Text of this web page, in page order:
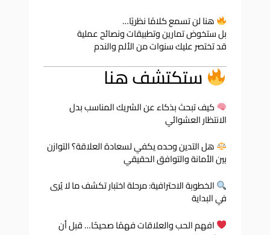
هنا لن تسمع كلامًا نظريًا…
بل ستخوض تمارين وتطبيقات ونصائح عملية
قد تختصر عليك سنوات من الألم والندم
ستكتشف هنا
كيف تبحث بذكاء عن الشريك المناسب بدل
الانتظار العشوائي
هل التدين وحده يكفي لسعادة العلاقة؟ التوازن
بين الأمانة والتوافق الحقيقي
الخطوبة الاحترافية: مرحلة اختبار تكشف ما لا يُرى
في البداية
افهم الحب والعلاقات فهمًا صحيحًا… قبل أن